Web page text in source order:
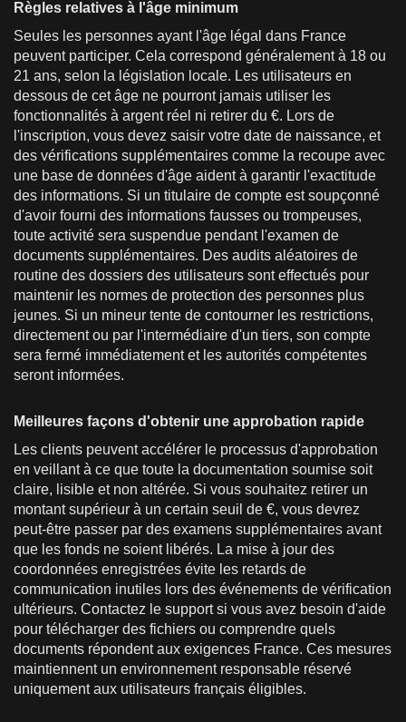
Règles relatives à l'âge minimum
Seules les personnes ayant l'âge légal dans France
peuvent participer. Cela correspond généralement à 18 ou
21 ans, selon la législation locale. Les utilisateurs en
dessous de cet âge ne pourront jamais utiliser les
fonctionnalités à argent réel ni retirer du €. Lors de
l'inscription, vous devez saisir votre date de naissance, et
des vérifications supplémentaires comme la recoupe avec
une base de données d'âge aident à garantir l'exactitude
des informations. Si un titulaire de compte est soupçonné
d'avoir fourni des informations fausses ou trompeuses,
toute activité sera suspendue pendant l'examen de
documents supplémentaires. Des audits aléatoires de
routine des dossiers des utilisateurs sont effectués pour
maintenir les normes de protection des personnes plus
jeunes. Si un mineur tente de contourner les restrictions,
directement ou par l'intermédiaire d'un tiers, son compte
sera fermé immédiatement et les autorités compétentes
seront informées.
Meilleures façons d'obtenir une approbation rapide
Les clients peuvent accélérer le processus d'approbation
en veillant à ce que toute la documentation soumise soit
claire, lisible et non altérée. Si vous souhaitez retirer un
montant supérieur à un certain seuil de €, vous devrez
peut-être passer par des examens supplémentaires avant
que les fonds ne soient libérés. La mise à jour des
coordonnées enregistrées évite les retards de
communication inutiles lors des événements de vérification
ultérieurs. Contactez le support si vous avez besoin d'aide
pour télécharger des fichiers ou comprendre quels
documents répondent aux exigences France. Ces mesures
maintiennent un environnement responsable réservé
uniquement aux utilisateurs français éligibles.